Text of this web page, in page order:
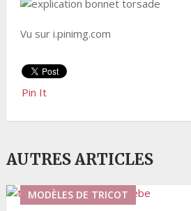
Vu sur i.pinimg.com
Pin It
AUTRES ARTICLES
MODÈLES DE TRICOT